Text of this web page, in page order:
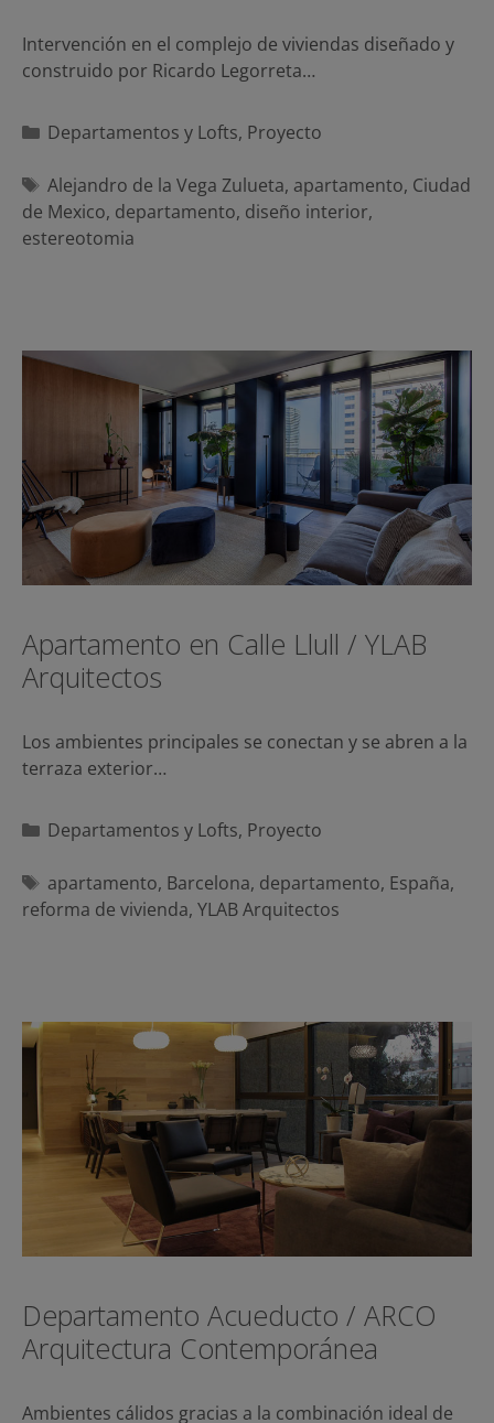
Intervención en el complejo de viviendas diseñado y
construido por Ricardo Legorreta…
Categorías
Departamentos y Lofts, Proyecto
Etiquetas
Alejandro de la Vega Zulueta, apartamento, Ciudad
de Mexico, departamento, diseño interior,
estereotomia
Apartamento en Calle Llull / YLAB
Arquitectos
Los ambientes principales se conectan y se abren a la
terraza exterior…
Categorías
Departamentos y Lofts, Proyecto
Etiquetas
apartamento, Barcelona, departamento, España,
reforma de vivienda, YLAB Arquitectos
Departamento Acueducto / ARCO
Arquitectura Contemporánea
Ambientes cálidos gracias a la combinación ideal de